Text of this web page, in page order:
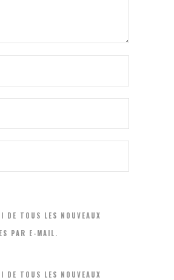
DE TOUS LES NOUVEAUX
PAR E-MAIL.
DE TOUS LES NOUVEAUX